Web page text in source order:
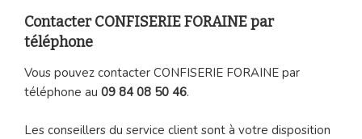
Contacter CONFISERIE FORAINE par
téléphone
Vous pouvez contacter CONFISERIE FORAINE par
téléphone au 09 84 08 50 46.
Les conseillers du service client sont à votre disposition